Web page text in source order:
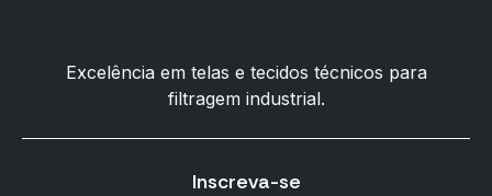
Excelência em telas e tecidos técnicos para
filtragem industrial.
Inscreva-se